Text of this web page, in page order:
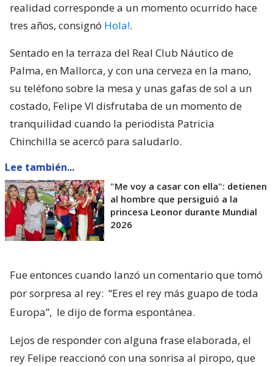
realidad corresponde a un momento ocurrido hace
tres años, consignó Hola!.
Sentado en la terraza del Real Club Náutico de
Palma, en Mallorca, y con una cerveza en la mano,
su teléfono sobre la mesa y unas gafas de sol a un
costado, Felipe VI disfrutaba de un momento de
tranquilidad cuando la periodista Patricia
Chinchilla se acercó para saludarlo.
Lee también...
"Me voy a casar con ella": detienen
al hombre que persiguió a la
princesa Leonor durante Mundial
2026
Fue entonces cuando lanzó un comentario que tomó
por sorpresa al rey: “Eres el rey más guapo de toda
Europa”, le dijo de forma espontánea.
Lejos de responder con alguna frase elaborada, el
rey Felipe reaccionó con una sonrisa al piropo, que